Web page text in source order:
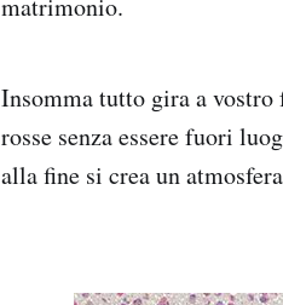
matrimonio.
Insomma tutto gira a vostro
rosse senza essere fuori
alla fine si crea un